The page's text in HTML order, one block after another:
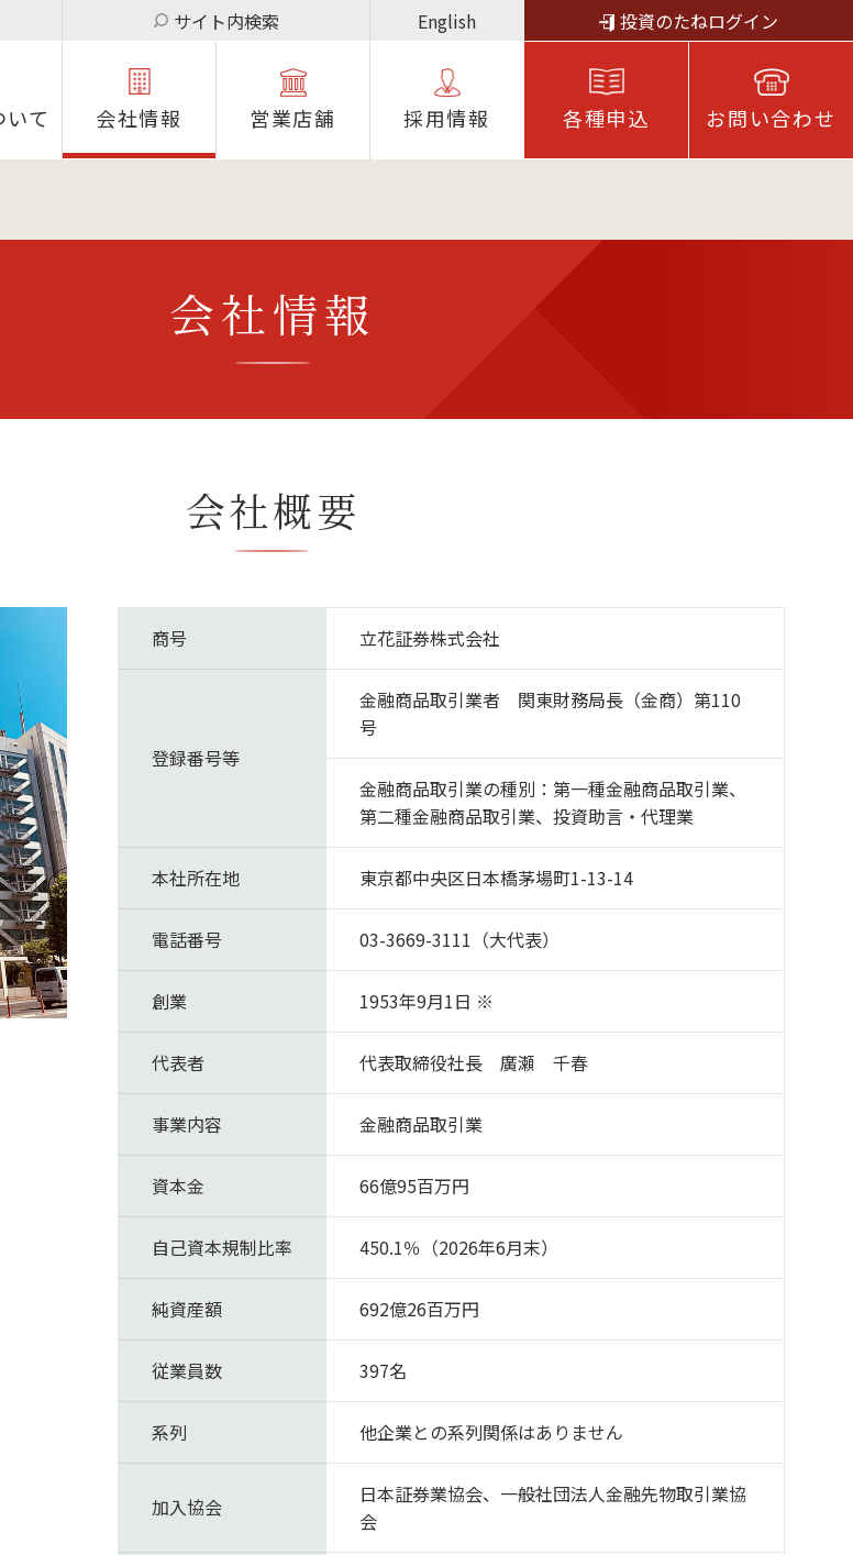
サイト内検索 English 投資のたねログイン
て 会社情報 営業店舗 採⽤情報 各種申込 お問い合わせ
会社情報
会社概要
商号 立花証券株式会社
登録番号等
金融商品取引業者 関東財務局長（金商）第110
号
金融商品取引業の種別：第一種金融商品取引業、
第二種金融商品取引業、投資助言・代理業
本社所在地 東京都中央区日本橋茅場町1-13-14
電話番号 03-3669-3111 （大代表）
創業 1953年9月1日 ※
代表者 代表取締役社長 廣瀬 千春
事業内容 金融商品取引業
資本金 66億95百万円
自己資本規制比率 450.1％（2026年6月末）
純資産額 692億26百万円
従業員数 397名
系列 他企業との系列関係はありません
加入協会
日本証券業協会、一般社団法人金融先物取引業協
会